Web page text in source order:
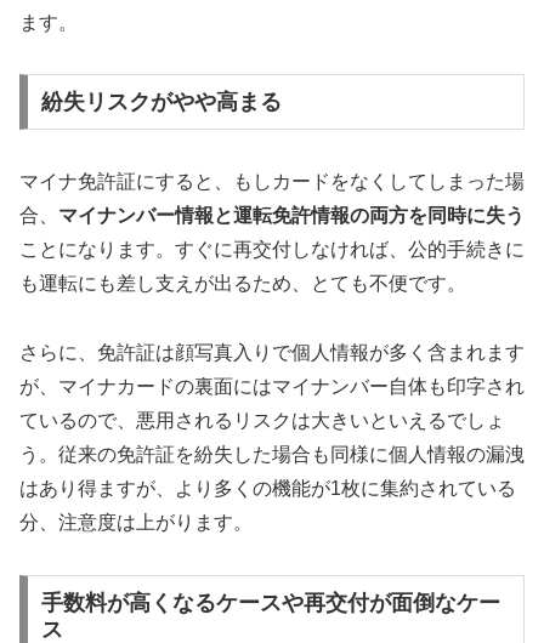
ます。
紛失リスクがやや高まる
マイナ免許証にすると、もしカードをなくしてしまった場
合、 マイナンバー情報と運転免許情報の両方を同時に失う
ことになります。すぐに再交付しなければ、公的手続きに
も運転にも差し支えが出るため、とても不便です。
さらに、免許証は顔写真入りで個人情報が多く含まれます
が、マイナカードの裏面にはマイナンバー自体も印字され
ているので、悪用されるリスクは大きいといえるでしょ
う。従来の免許証を紛失した場合も同様に個人情報の漏洩
はあり得ますが、より多くの機能が1枚に集約されている
分、注意度は上がります。
手数料が高くなるケースや再交付が面倒なケー
ス